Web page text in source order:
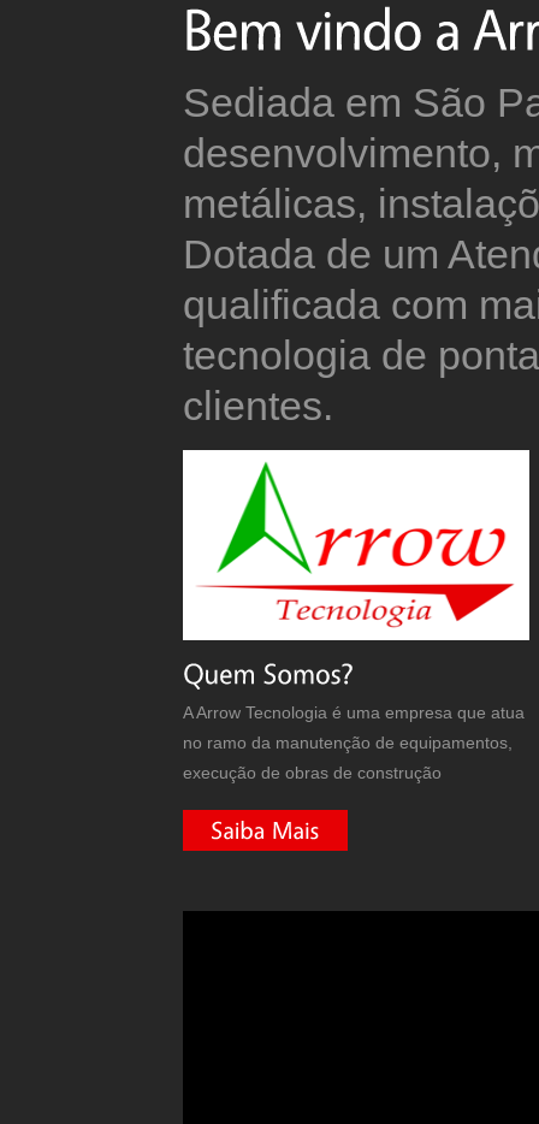
Sediada em São
desenvolvimento,
metálicas,
Dotada de um
qualificada com
tecnologia de
clientes.
A Arrow Tecnologia é uma empresa que atua
no ramo da manutenção de equipamentos,
execução de obras de construção